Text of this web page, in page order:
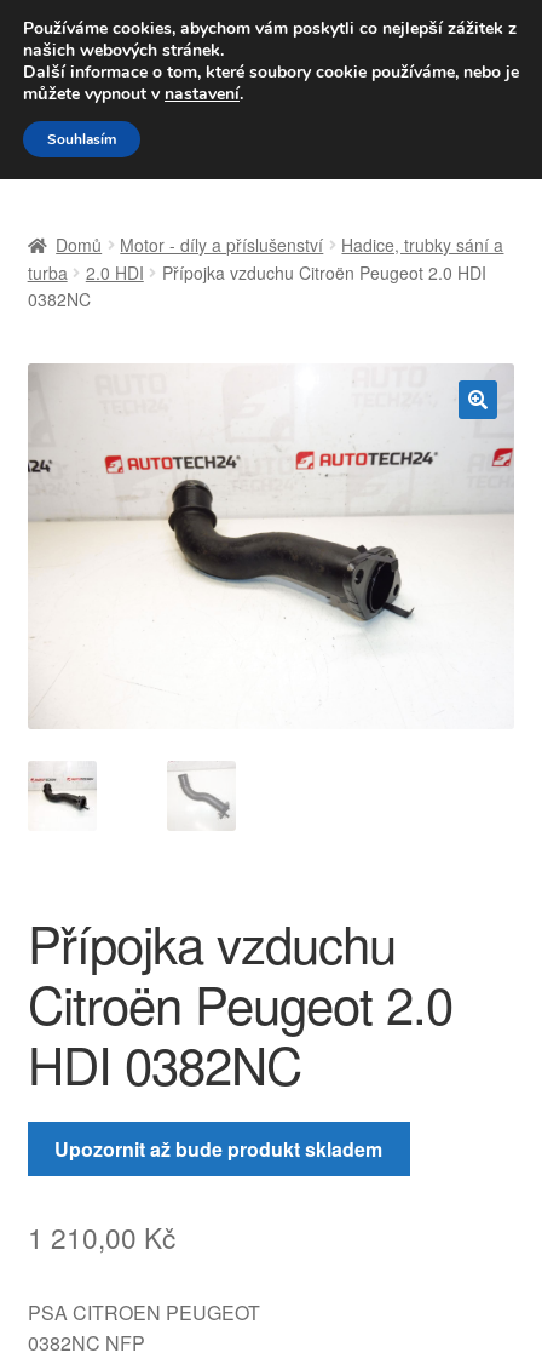
DOPRAVA od 139,-Kč
Volejte po-pá 9-16 704 494 494
Přeskočit
na
navigaci
Přejít
k
obsahu
Celosvětová doprava
Košík
Můj účet
Platby
Reklamační řád
Vrakoviště Citroën
Domů Motor - díly a příslušenství
Hadice, trubky sání a
turba
2.0 HDI
Přípojka vzduchu Citroën Peugeot 2.0 HDI
0382NC
Přípojka vzduchu
Citroën Peugeot 2.0
HDI 0382NC
Upozornit až bude produkt skladem
1 210,00 Kč
PSA CITROEN PEUGEOT
0382NC NFP
Používáme cookies, abychom vám poskytli co nejlepší zážitek z
našich webových stránek.
Další informace o tom, které soubory cookie používáme, nebo je
můžete vypnout v nastavení.
Souhlasím